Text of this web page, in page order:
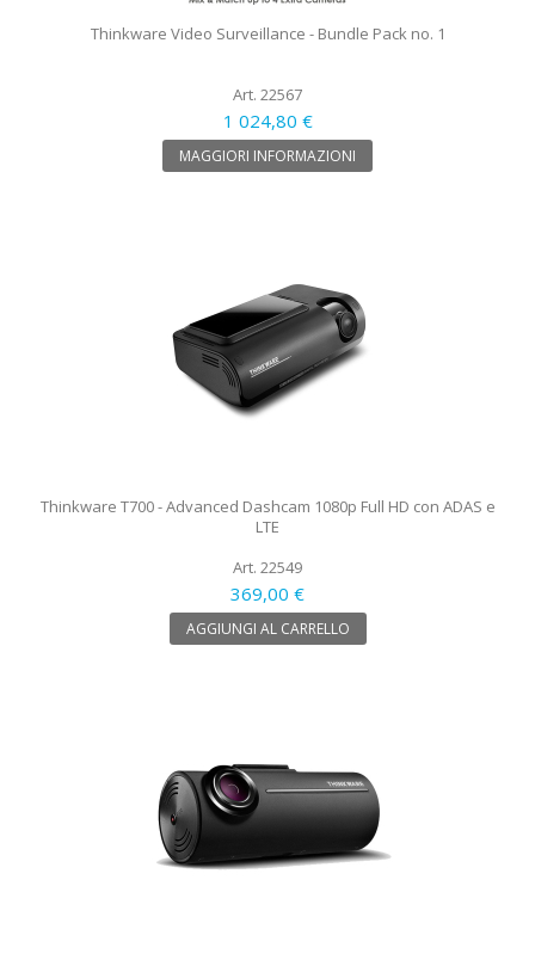
Thinkware Video Surveillance - Bundle Pack no. 1
Art. 22567
1 024,80 €
MAGGIORI INFORMAZIONI
Thinkware T700 - Advanced Dashcam 1080p Full HD con ADAS e
LTE
Art. 22549
369,00 €
AGGIUNGI AL CARRELLO